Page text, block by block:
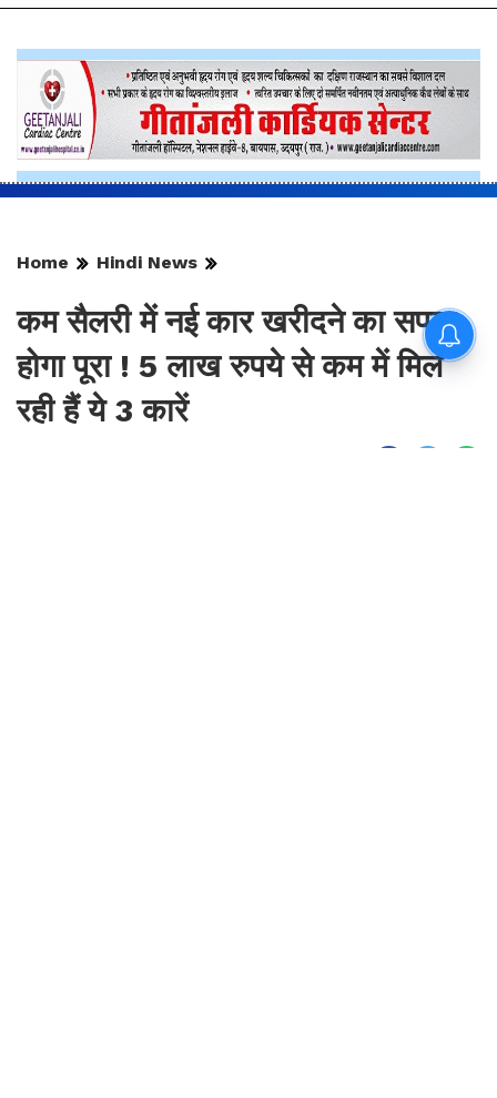
Home Hindi News
कम सैलरी में नई कार खरीदने का सपना
होगा पूरा ! 5 लाख रुपये से कम में मिल
रही हैं ये 3 कारें